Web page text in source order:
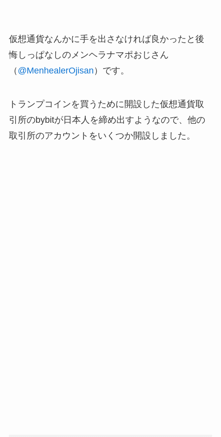
仮想通貨なんかに手を出さなければ良かったと後
悔しっぱなしのメンヘラナマポおじさん
（ @MenhealerOjisan ）です。
トランプコインを買うために開設した仮想通貨取
引所のbybitが日本人を締め出すようなので、他の
取引所のアカウントをいくつか開設しました。